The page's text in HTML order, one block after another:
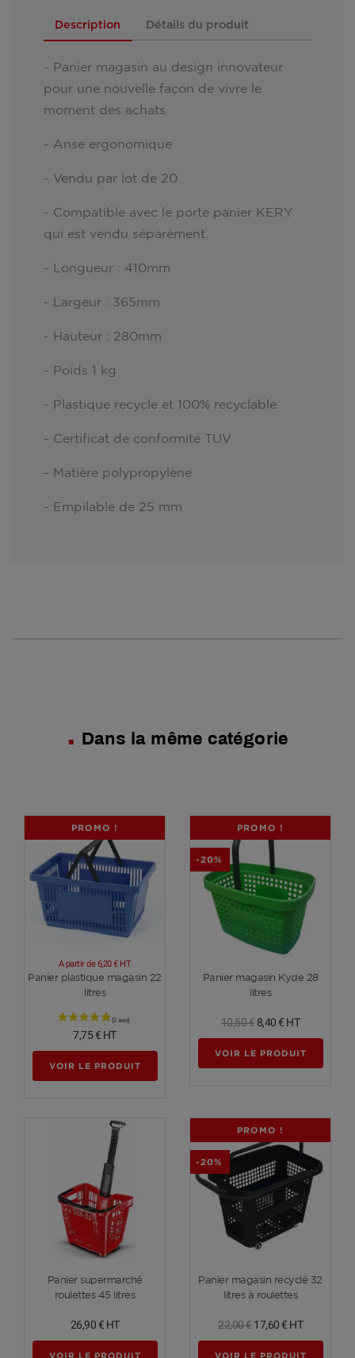
Description Détails du produit
- Panier magasin au design innovateur
pour une nouvelle façon de vivre le
moment des achats
- Anse ergonomique
- Vendu par lot de 20
- Compatible avec le porte panier KERY
qui est vendu séparément.
- Longueur : 410mm
- Largeur : 365mm
- Hauteur : 280mm
- Poids 1 kg
- Plastique recycle et 100% recyclable
- Certificat de conformité TUV
- Matière polypropylène
- Empilable de 25 mm
Dans la même catégorie
Voir plus
Panier plastique magasin 22
litres
A partir de6,20 € HT
7,75 € HT
VOIR LE PRODUIT
PROMO !
Voir plus
Panier magasin Kyde 28
litres
10,50 € 8,40 € HT
VOIR LE PRODUIT
PROMO !
-20%
Panier supermarché
roulettes 45 litres
26,90 € HT
VOIR LE PRODUIT
Voir plus
Panier magasin recyclé 32
litres à roulettes
22,00 € 17,60 € HT
VOIR LE PRODUIT
PROMO !
-20%